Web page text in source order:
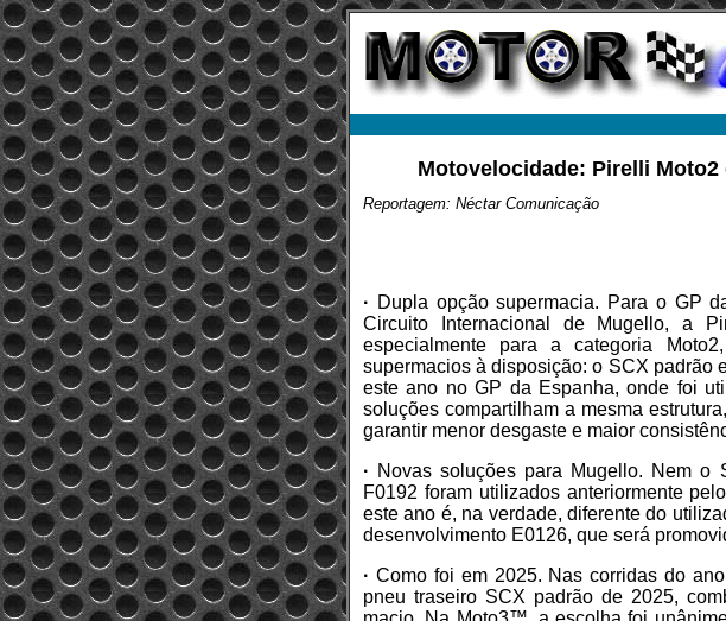
Motovelocidade: Pirelli
Reportagem: Néctar Comunicação
· Dupla opção supermacia. Para o GP
Circuito Internacional de Mugello, a
especialmente para a categoria
supermacios à disposição: o SCX padrão
este ano no GP da Espanha, onde foi
soluções compartilham a mesma
garantir menor desgaste e maior
· Novas soluções para Mugello. Nem o
F0192 foram utilizados anteriormente
este ano é, na verdade, diferente do
desenvolvimento E0126, que será
· Como foi em 2025. Nas corridas do
pneu traseiro SCX padrão de 2025,